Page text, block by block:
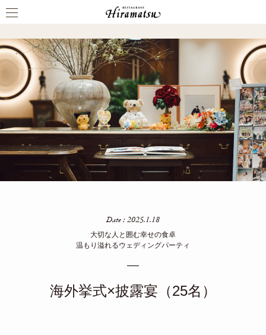
PARTY REPORT
Date : 2025.1.18
大切な人と囲む幸せの食卓
温もり溢れるウェディングパーティ
海外挙式×披露宴（25名）